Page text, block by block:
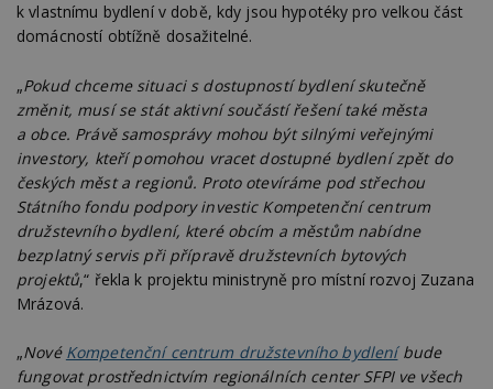
k vlastnímu bydlení v době, kdy jsou hypotéky pro velkou část
domácností obtížně dosažitelné.
„Pokud chceme situaci s dostupností bydlení skutečně
změnit, musí se stát aktivní součástí řešení také města
a obce. Právě samosprávy mohou být silnými veřejnými
investory, kteří pomohou vracet dostupné bydlení zpět do
českých měst a regionů. Proto otevíráme pod střechou
Státního fondu podpory investic Kompetenční centrum
družstevního bydlení, které obcím a městům nabídne
bezplatný servis při přípravě družstevních bytových
projektů,“ řekla k projektu ministryně pro místní rozvoj Zuzana
Mrázová.
„Nové Kompetenční centrum družstevního bydleníbude
fungovat prostřednictvím regionálních center SFPI ve všech